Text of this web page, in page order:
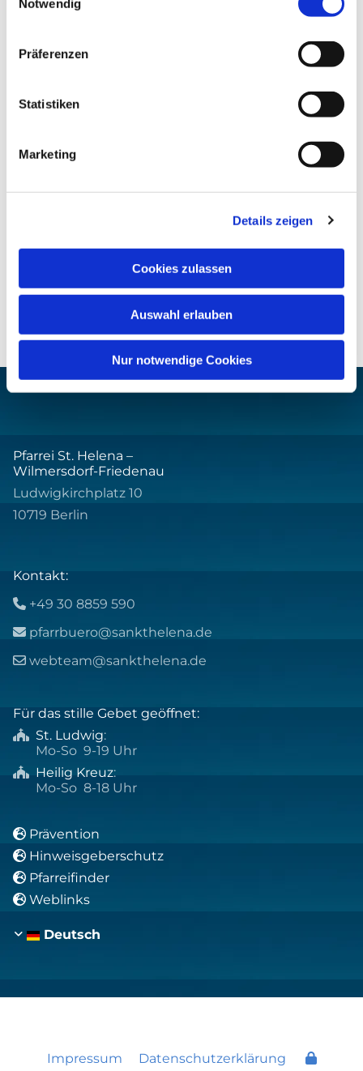
Notwendig
Präferenzen
Statistiken
Marketing
Details zeigen
Cookies zulassen
Auswahl erlauben
Nur notwendige Cookies
Pfarrei St. Helena –
Wilmersdorf-Friedenau
Ludwigkirchplatz 10
10719 Berlin
Kontakt:
 +49 30 8859 590
 pfarrbuero@sankthelena.de
 webteam@sankthelena.de
Für das stille Gebet geöffnet:
 St. Ludwig:
Mo-So 9-19 Uhr
 Heilig Kreuz:
Mo-So 8-18 Uhr
 Prävention
 Hinweisgeberschutz
 Pfarreifinder
 Weblinks
Deutsch
Impressum Datenschutzerklärung